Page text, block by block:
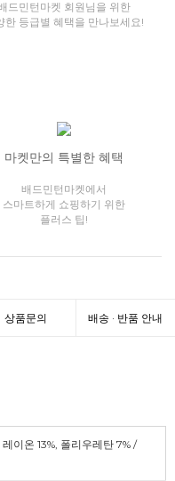
드민턴마켓 회원님을 위한
한 등급별 혜택을 만나보세요!
마켓만의 특별한 혜택
배드민턴마켓에서
스마트하게 쇼핑하기 위한
플러스 팁!
상품문의 배송 · 반품 안내
이온 13%, 폴리우레탄 7% /